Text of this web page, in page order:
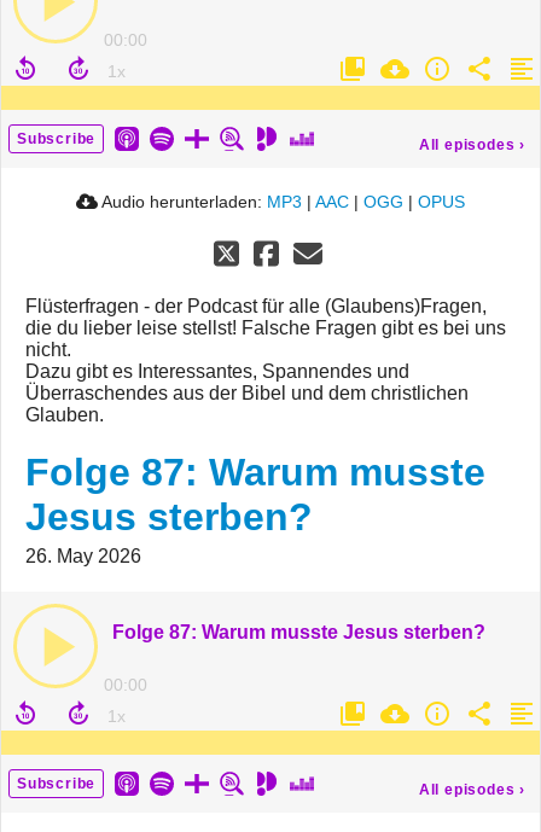
00:00
Subscribe All episodes ›
Audio herunterladen: MP3 | AAC | OGG | OPUS
Flüsterfragen - der Podcast für alle (Glaubens)Fragen,
die du lieber leise stellst! Falsche Fragen gibt es bei uns
nicht.
Dazu gibt es Interessantes, Spannendes und
Überraschendes aus der Bibel und dem christlichen
Glauben.
Folge 87: Warum musste
Jesus sterben?
26. May 2026
Folge 87: Warum musste Jesus sterben?
00:00
Subscribe All episodes ›